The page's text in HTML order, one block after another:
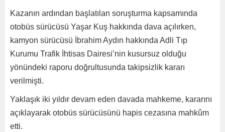
Kazanın ardından başlatılan soruşturma kapsamında
otobüs sürücüsü Yaşar Kuş hakkında dava açılırken,
kamyon sürücüsü İbrahim Aydın hakkında Adli Tıp
Kurumu Trafik İhtisas Dairesi’nin kusursuz olduğu
yönündeki raporu doğrultusunda takipsizlik kararı
verilmişti.
Yaklaşık iki yıldır devam eden davada mahkeme, kararını
açıklayarak otobüs sürücüsünü hapis cezasına mahkûm
etti.